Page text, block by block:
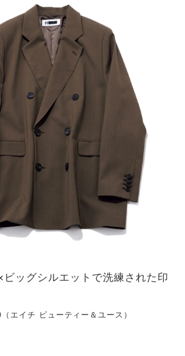
ッグシルエットで洗練された印
エイチ ビューティー＆ユース）